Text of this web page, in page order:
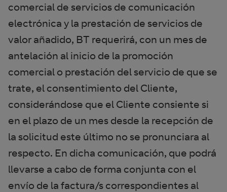
comercial de servicios de comunicación
electrónica y la prestación de servicios de
valor añadido, BT requerirá, con un mes de
antelación al inicio de la promoción
comercial o prestación del servicio de que se
trate, el consentimiento del Cliente,
considerándose que el Cliente consiente si
en el plazo de un mes desde la recepción de
la solicitud este último no se pronunciara al
respecto. En dicha comunicación, que podrá
llevarse a cabo de forma conjunta con el
envío de la factura/s correspondientes al